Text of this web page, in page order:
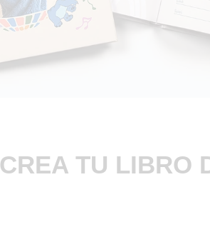
CREA TU LIBRO